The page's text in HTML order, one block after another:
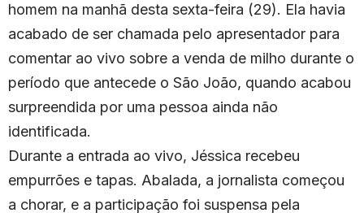
homem na manhã desta sexta-feira (29). Ela havia
acabado de ser chamada pelo apresentador para
comentar ao vivo sobre a venda de milho durante o
período que antecede o São João, quando acabou
surpreendida por uma pessoa ainda não
identificada.
Durante a entrada ao vivo, Jéssica recebeu
empurrões e tapas. Abalada, a jornalista começou
a chorar, e a participação foi suspensa pela